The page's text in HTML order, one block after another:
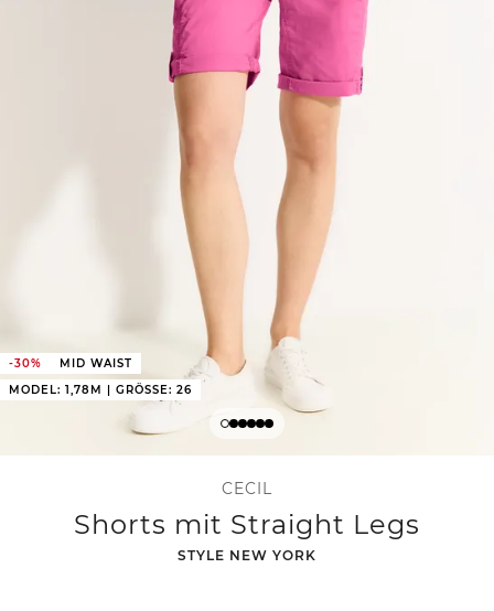
-30%
MID WAIST
MODEL: 1,78M | GRÖSSE: 26
CECIL
Shorts mit Straight Legs
-
STYLE NEW YORK